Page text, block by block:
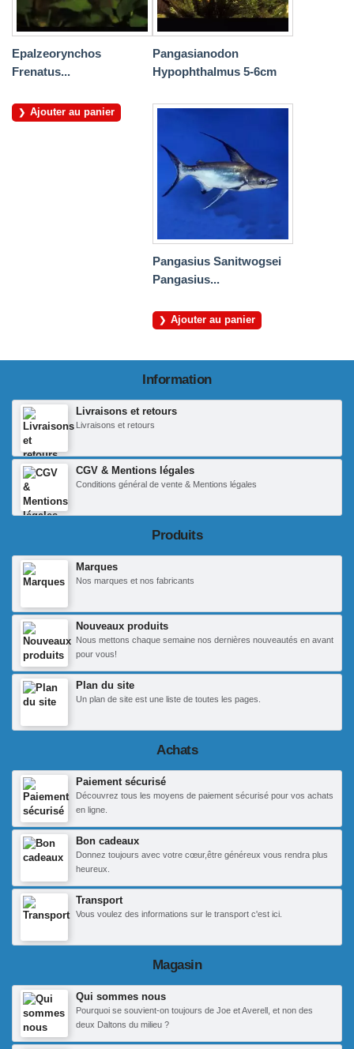
Epalzeorynchos
Frenatus...
Ajouter au panier
Pangasianodon
Hypophthalmus 5-6cm
Pangasius Sanitwogsei
Pangasius...
Ajouter au panier
Information
Livraisons et retours
Livraisons et retours
CGV & Mentions légales
Conditions général de vente & Mentions légales
Produits
Marques
Nos marques et nos fabricants
Nouveaux produits
Nous mettons chaque semaine nos dernières nouveautés en avant
pour vous!
Plan du site
Un plan de site est une liste de toutes les pages.
Achats
Paiement sécurisé
Découvrez tous les moyens de paiement sécurisé pour vos achats
en ligne.
Bon cadeaux
Donnez toujours avec votre cœur,être généreux vous rendra plus
heureux.
Transport
Vous voulez des informations sur le transport c'est ici.
Magasin
Qui sommes nous
Pourquoi se souvient-on toujours de Joe et Averell, et non des
deux Daltons du milieu ?